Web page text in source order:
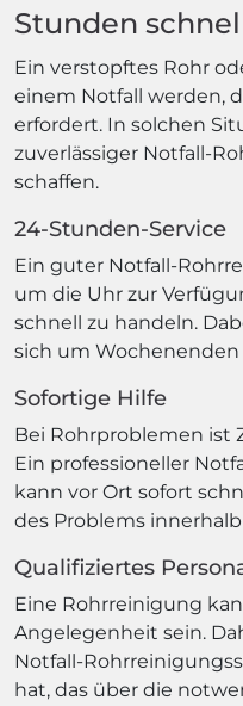
Stunden
Ein verstopftes Rohr
einem Notfall werden,
erfordert. In solchen
zuverlässiger Notfall-
schaffen.
24-Stunden-Service
Ein guter Notfall-
um die Uhr zur
schnell zu handeln.
sich um
Sofortige Hilfe
Bei Rohrproblemen ist
Ein professioneller
kann vor Ort sofort
des Problems
Qualifiziertes
Eine Rohrreinigung
Angelegenheit sein.
Notfall-
hat, das über die